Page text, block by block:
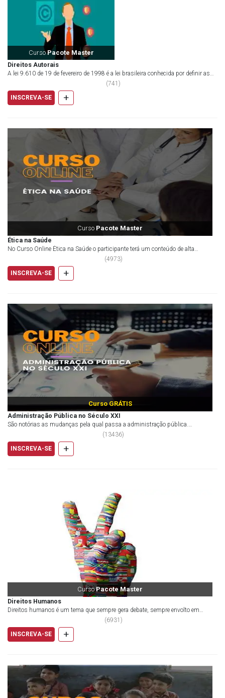
CursoPacote Master
Direitos Autorais
A lei 9.610 de 19 de fevereiro de 1998 é a lei brasileira conhecida por definir as
(741 )
INSCREVA-SE
+
Curso Pacote Master
Ética na Saúde
No Curso Online Ética na Saúde o participante terá um conteúdo de alta
relevância no se que refere às questões da c...
(4973)
INSCREVA-SE
+
Curso GRÁTIS
Administração Pública no Século XXI
São notórias as mudanças pela qual passa a administração pública.
Questionar, refletir e conhecer essas transformaç...
(13436)
INSCREVA-SE
+
CursoPacote Master
Direitos Humanos
Direitos humanos é um tema que sempre gera debate, sempre envolto em
polêmicas e assuntos que chamam a...
(6931 )
INSCREVA-SE
+